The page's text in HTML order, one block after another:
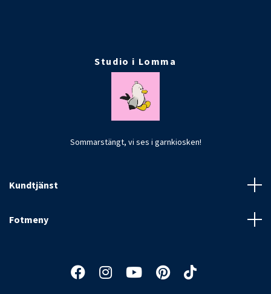
Studio i Lomma
Sommarstängt, vi ses i garnkiosken!
Kundtjänst
Fotmeny